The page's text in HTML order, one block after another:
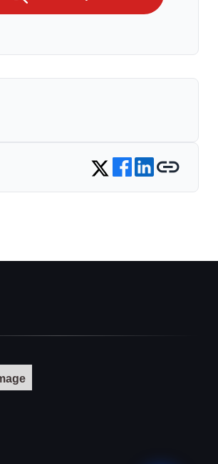
Share on Twitter
Share on Facebook
Share on LinkedIn
Copy link